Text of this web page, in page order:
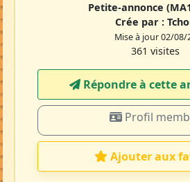
Petite-annonce
Crée par :
Mise à jour 02/08/
361 visites
Répondre à cette
Profil
Ajouter aux